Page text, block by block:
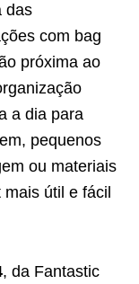
das
com bag
próxima ao
a dia para
pequenos
ou materiais
útil e fácil
, da Fantastic